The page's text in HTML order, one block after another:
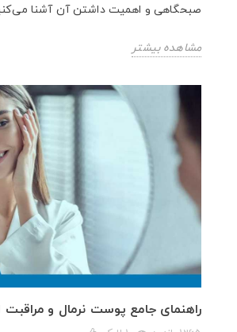
صبحگاهی و اهمیت داشتن آن آشنا
مشاهده بیشتر
راهنمای جامع پوست نرمال و مراقبت